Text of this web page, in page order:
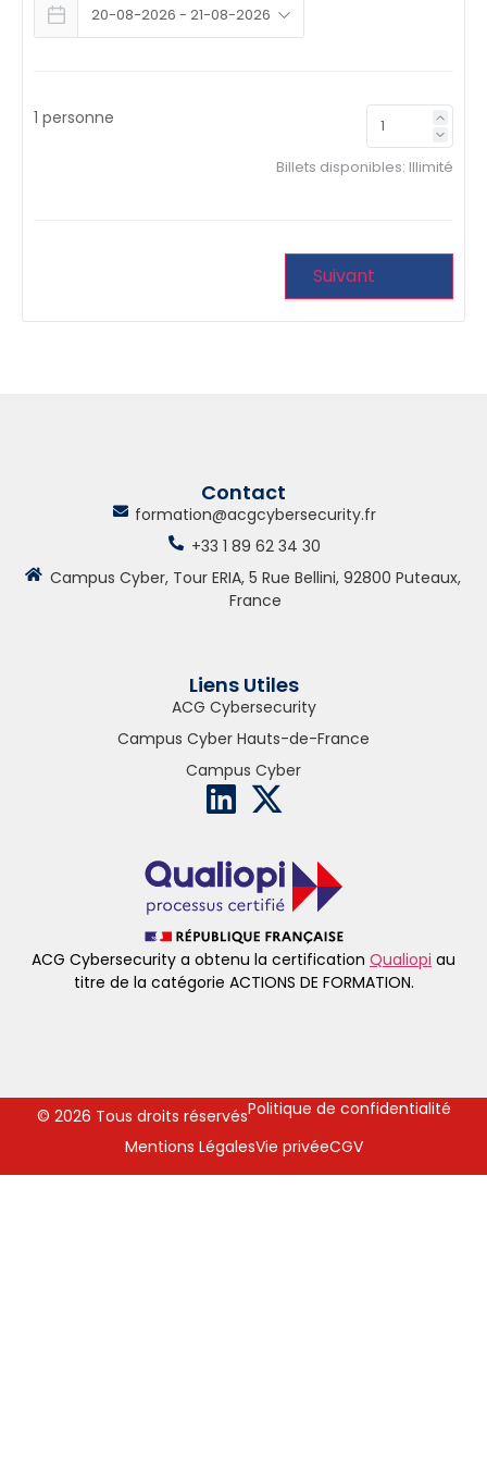
1 personne
Billets disponibles: Illimité
Suivant
ACG Cybersecurity a obtenu la certification Qualiopi au
titre de la catégorie ACTIONS DE FORMATION.
Liens Utiles
ACG Cybersecurity
Campus Cyber Hauts-de-France
Campus Cyber
Contact
formation@acgcybersecurity.fr
+33 1 89 62 34 30
Campus Cyber, Tour ERIA, 5 Rue Bellini, 92800 Puteaux,
France
© 2026 Tous droits réservés
CGV
Politique de confidentialité
Mentions LégalesVie privée